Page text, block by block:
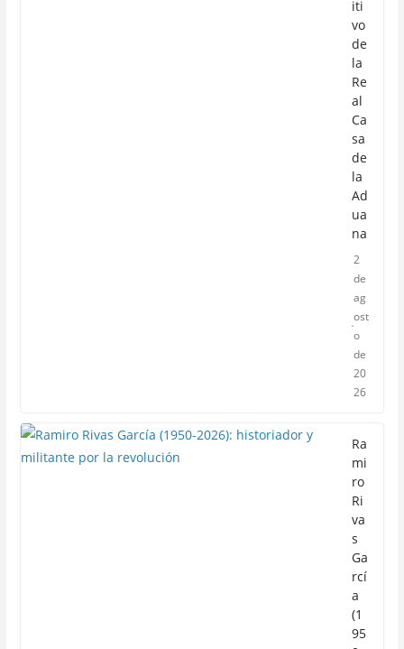
iti
vo
de
la
Re
al
Ca
sa
de
la
Ad
ua
na
2
de
ag
ost
o
de
20
26
Ra
mi
ro
Ri
va
s
Ga
rcí
a
(1
95